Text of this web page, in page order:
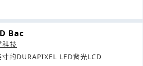
Bac
科技
的DURAPIXEL LED背光LCD